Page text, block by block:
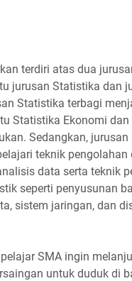
terdiri atas dua
jurusan Statistika dan
Statistika terbagi
Statistika Ekonomi
Sedangkan,
teknik pengolahan
data serta teknik
seperti penyusunan
sistem jaringan, dan
SMA ingin
untuk duduk di